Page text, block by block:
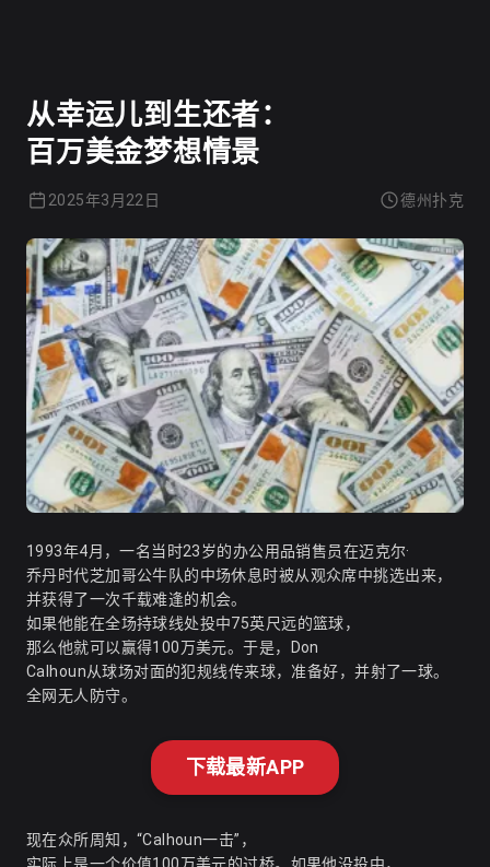
从幸运儿到生还者：
百万美金梦想情景
2025年3月22日 德州扑克
1993年4月，一名当时23岁的办公用品销售员在迈克尔·
乔丹时代芝加哥公牛队的中场休息时被从观众席中挑选出来，
并获得了一次千载难逢的机会。
如果他能在全场持球线处投中75英尺远的篮球，
那么他就可以赢得100万美元。于是，Don
Calhoun从球场对面的犯规线传来球，准备好，并射了一球。
全网无人防守。
下载最新APP
现在众所周知，“Calhoun一击”，
实际上是一个价值100万美元的过桥。如果他没投中，